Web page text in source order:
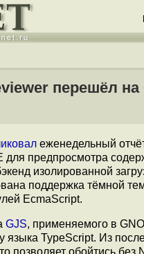
перешёл
еженедельный
для предпросмотра
изолированной
поддержка тёмной
EcmaScript.
GJS, применяемого в
TypeScript. Из
позволяет обойтись